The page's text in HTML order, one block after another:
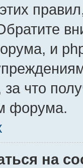
и
что
форума.
на